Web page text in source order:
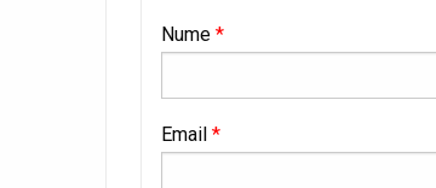
Nume *
Email *